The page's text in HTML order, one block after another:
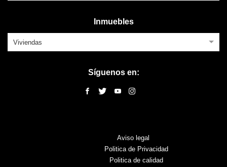
Inmuebles
Viviendas
Síguenos en:
Aviso legal
Politica de Privacidad
Politica de calidad